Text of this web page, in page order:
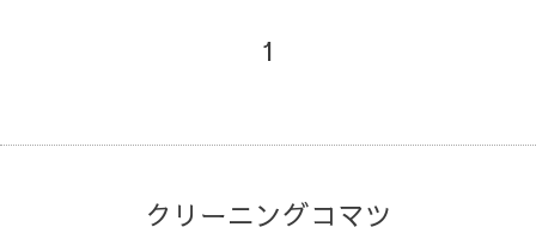
1
クリーニングコマツ